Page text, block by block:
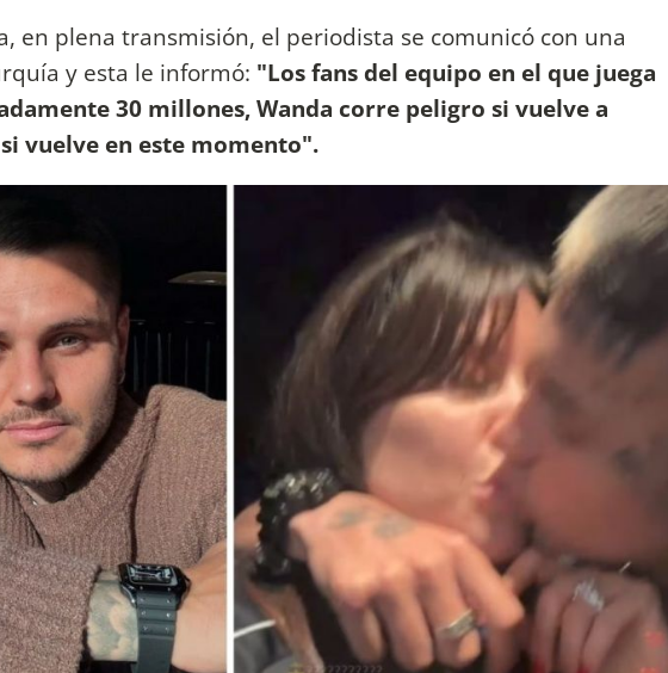
en plena transmisión, el periodista se comunicó con una
y esta le informó: "Los fans del equipo en el que juega
30 millones, Wanda corre peligro si vuelve a
vuelve en este momento".